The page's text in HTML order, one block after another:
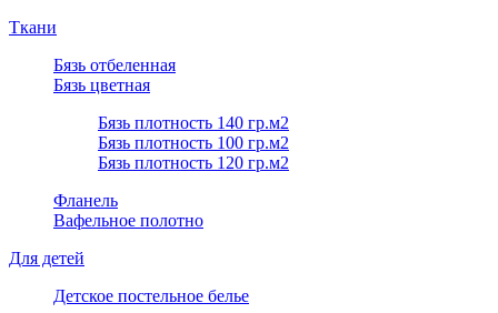
Ткани
Бязь отбеленная
Бязь цветная
Бязь плотность 140 гр.м2
Бязь плотность 100 гр.м2
Бязь плотность 120 гр.м2
Фланель
Вафельное полотно
Для детей
Детское постельное белье